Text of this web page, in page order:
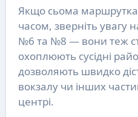
Якщо сьома маршрутка
часом, зверніть увагу
№6 та №8 — вони теж
охоплюють сусідні
дозволяють швидко
вокзалу чи інших
центрі.